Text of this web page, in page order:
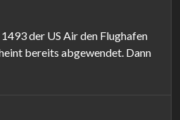
der US Air den Flughafen
bereits abgewendet. Dann